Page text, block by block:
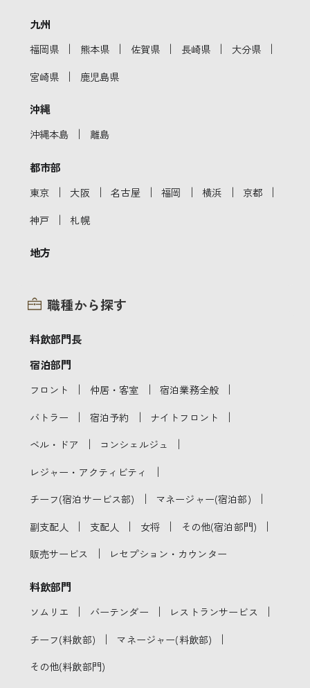
九州
福岡県 ｜ 熊本県 ｜ 佐賀県 ｜ 長崎県 ｜ 大分県 ｜
宮崎県 ｜ 鹿児島県
沖縄
沖縄本島 ｜ 離島
都市部
東京 ｜ 大阪 ｜ 名古屋 ｜ 福岡 ｜ 横浜 ｜ 京都 ｜
神戸 ｜ 札幌
地方
職種から探す
料飲部門長
宿泊部門
フロント ｜ 仲居・客室 ｜ 宿泊業務全般 ｜
バトラー ｜ 宿泊予約 ｜ ナイトフロント ｜
ベル・ドア ｜ コンシェルジュ ｜
レジャー・アクティビティ ｜
チーフ(宿泊サービス部) ｜ マネージャー(宿泊部) ｜
副支配人 ｜ 支配人 ｜ 女将 ｜ その他(宿泊部門) ｜
販売サービス ｜ レセプション・カウンター
料飲部門
ソムリエ ｜ バーテンダー ｜ レストランサービス ｜
チーフ(料飲部) ｜ マネージャー(料飲部) ｜
その他(料飲部門)